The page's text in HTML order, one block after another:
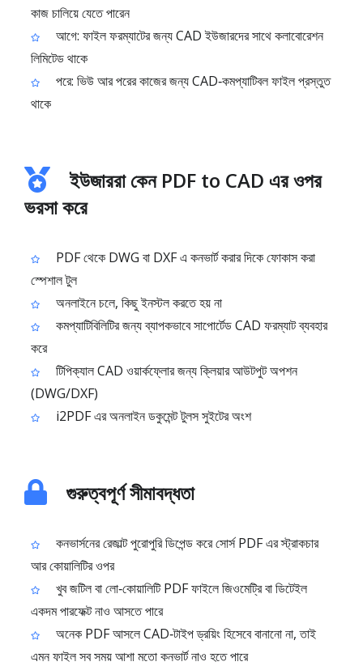
কাজ চালিয়ে যেতে পারেন
আগে: ফাইল ফরম্যাটের জন্য CAD ইউজারদের সাথে কলাবোরেশন
লিমিটেড থাকে
পরে: ভিউ আর পরের কাজের জন্য CAD‑কমপ্যাটিবল ফাইল প্রস্তুত
থাকে
ইউজাররা কেন PDF to CAD এর ওপর
ভরসা করে
PDF থেকে DWG বা DXF এ কনভার্ট করার দিকে ফোকাস করা
স্পেশাল টুল
অনলাইনে চলে, কিছু ইনস্টল করতে হয় না
কমপ্যাটিবিলিটির জন্য ব্যাপকভাবে সাপোর্টেড CAD ফরম্যাট ব্যবহার
করে
টিপিক্যাল CAD ওয়ার্কফ্লোর জন্য ক্লিয়ার আউটপুট অপশন
(DWG/DXF)
i2PDF এর অনলাইন ডকুমেন্ট টুলস সুইটের অংশ
গুরুত্বপূর্ণ সীমাবদ্ধতা
কনভার্সনের রেজাল্ট পুরোপুরি ডিপেন্ড করে সোর্স PDF এর স্ট্রাকচার
আর কোয়ালিটির ওপর
খুব জটিল বা লো‑কোয়ালিটি PDF ফাইলে জিওমেট্রি বা ডিটেইল
একদম পারফেক্ট নাও আসতে পারে
অনেক PDF আসলে CAD‑টাইপ ড্রয়িং হিসেবে বানানো না, তাই
এমন ফাইল সব সময় আশা মতো কনভার্ট নাও হতে পারে